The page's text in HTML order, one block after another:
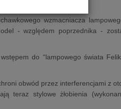
wzmacniacza
- względem poprzednika -
do “lampowego świata
obwód przez interferencjami z
teraz stylowe żłobienia